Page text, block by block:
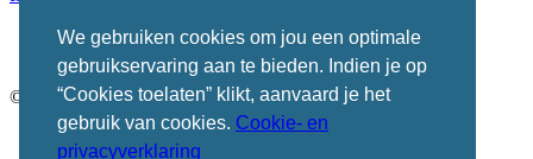
We gebruiken cookies om jou een optimale
gebruikservaring aan te bieden. Indien je op
“Cookies toelaten” klikt, aanvaard je het
gebruik van cookies. Cookie- en
privacyverklaring
Social
Icons
©2026ACB GROUP